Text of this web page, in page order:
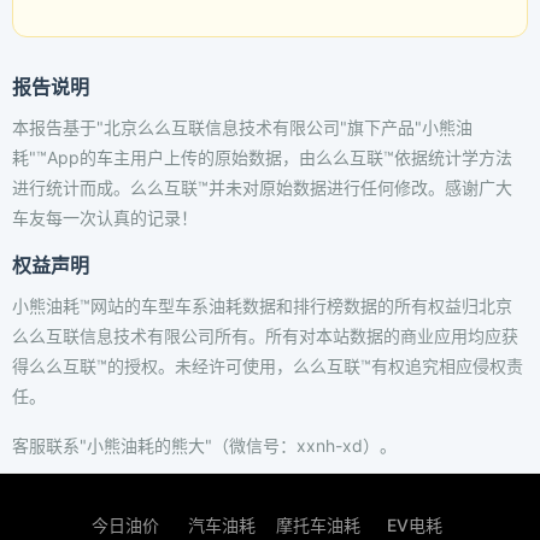
报告说明
本报告基于"北京么么互联信息技术有限公司"旗下产品"小熊油
耗"™App的车主用户上传的原始数据，由么么互联™依据统计学方法
进行统计而成。么么互联™并未对原始数据进行任何修改。感谢广大
车友每一次认真的记录！
权益声明
小熊油耗™网站的车型车系油耗数据和排行榜数据的所有权益归北京
么么互联信息技术有限公司所有。所有对本站数据的商业应用均应获
得么么互联™的授权。未经许可使用，么么互联™有权追究相应侵权责
任。
客服联系"小熊油耗的熊大"（微信号：xxnh-xd）。
今日油价 汽车油耗 摩托车油耗 EV电耗